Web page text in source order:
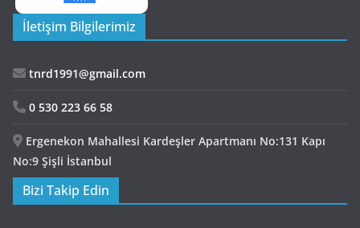
İletişim Bilgilerimiz
tnrd1991@gmail.com
0 530 223 66 58
Ergenekon Mahallesi Kardeşler Apartmanı No:131 Kapı
No:9 Şişli İstanbul
Bizi Takip Edin